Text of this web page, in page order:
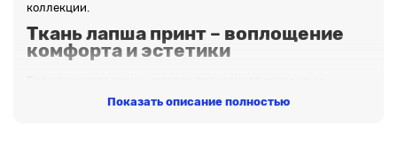
коллекции.
Ткань лапша принт – воплощение
комфорта и эстетики
элегантность, обратите внимание наТкань лапша принт
Показать описание полностью